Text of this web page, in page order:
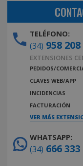
TELÉFONO:
(34) 958
EXTENSIONES
PEDIDOS/
CLAVES WEB/APP
INCIDENCIAS
FACTURACIÓN
VER MÁS
WHATSAPP:
(34) 666